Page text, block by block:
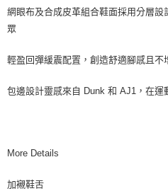
網眼布及合成皮革組合鞋面採用分層
眾
輕盈回彈緩震配置，創造舒適腳感且不
包邊設計靈感來自 Dunk 和 AJ1，在運
More Details
加襯鞋舌